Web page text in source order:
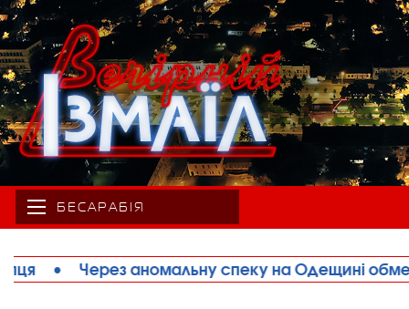
БЕСАРАБІЯ
на Одещині обмежують рух великовагового